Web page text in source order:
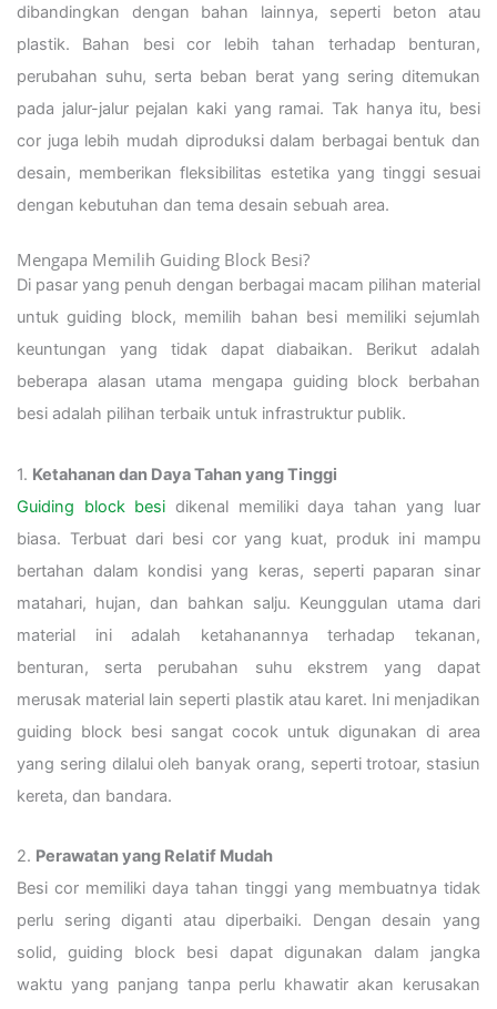
dibandingkan dengan bahan lainnya, seperti beton atau
plastik. Bahan besi cor lebih tahan terhadap benturan,
perubahan suhu, serta beban berat yang sering ditemukan
pada jalur-jalur pejalan kaki yang ramai. Tak hanya itu, besi
cor juga lebih mudah diproduksi dalam berbagai bentuk dan
desain, memberikan fleksibilitas estetika yang tinggi sesuai
dengan kebutuhan dan tema desain sebuah area.
Mengapa Memilih Guiding Block Besi?
Di pasar yang penuh dengan berbagai macam pilihan material
untuk guiding block, memilih bahan besi memiliki sejumlah
keuntungan yang tidak dapat diabaikan. Berikut adalah
beberapa alasan utama mengapa guiding block berbahan
besi adalah pilihan terbaik untuk infrastruktur publik.
1. Ketahanan dan Daya Tahan yang Tinggi
Guiding block besi dikenal memiliki daya tahan yang luar
biasa. Terbuat dari besi cor yang kuat, produk ini mampu
bertahan dalam kondisi yang keras, seperti paparan sinar
matahari, hujan, dan bahkan salju. Keunggulan utama dari
material ini adalah ketahanannya terhadap tekanan,
benturan, serta perubahan suhu ekstrem yang dapat
merusak material lain seperti plastik atau karet. Ini menjadikan
guiding block besi sangat cocok untuk digunakan di area
yang sering dilalui oleh banyak orang, seperti trotoar, stasiun
kereta, dan bandara.
2. Perawatan yang Relatif Mudah
Besi cor memiliki daya tahan tinggi yang membuatnya tidak
perlu sering diganti atau diperbaiki. Dengan desain yang
solid, guiding block besi dapat digunakan dalam jangka
waktu yang panjang tanpa perlu khawatir akan kerusakan